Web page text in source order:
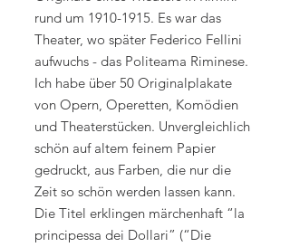
rund um 1910-1915. Es war das
Theater, wo später Federico Fellini
aufwuchs - das Politeama Riminese.
Ich habe über 50 Originalplakate
von Opern, Operetten, Komödien
und Theaterstücken. Unvergleichlich
schön auf altem feinem Papier
gedruckt, aus Farben, die nur die
Zeit so schön werden lassen kann.
Die Titel erklingen märchenhaft “la
principessa dei Dollari” (“Die